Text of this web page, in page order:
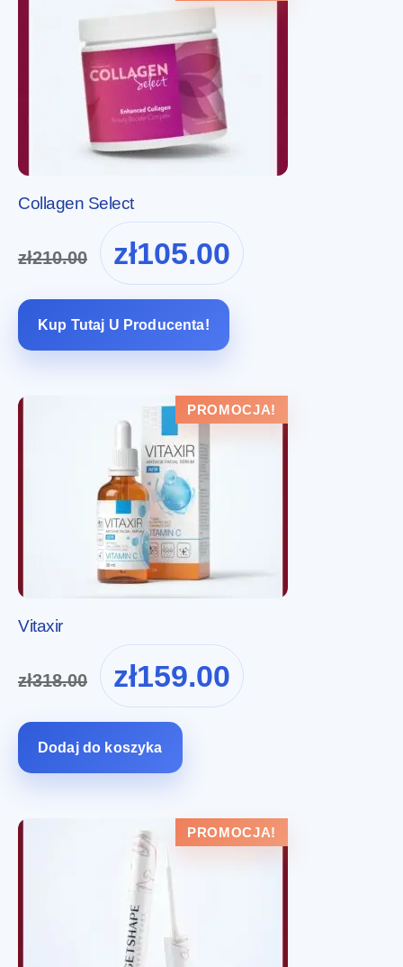
Collagen Select
zł210.00
Pierwotna
cena
wynosiła:
zł105.00
cena
Kup Tutaj U Producenta!
PROMOCJA!
Vitaxir
zł318.00
Pierwotna
cena
wynosiła:
zł159.00
cena
Dodaj do koszyka
PROMOCJA!